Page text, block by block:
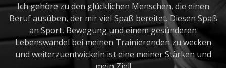
Ich gehöre zu den glücklichen Menschen, die einen
Beruf ausüben, der mir viel Spaß bereitet. Diesen Spaß
an Sport, Bewegung und einem gesünderen
Lebenswandel bei meinen Trainierenden zu wecken
und weiterzuentwickeln ist eine meiner Stärken und